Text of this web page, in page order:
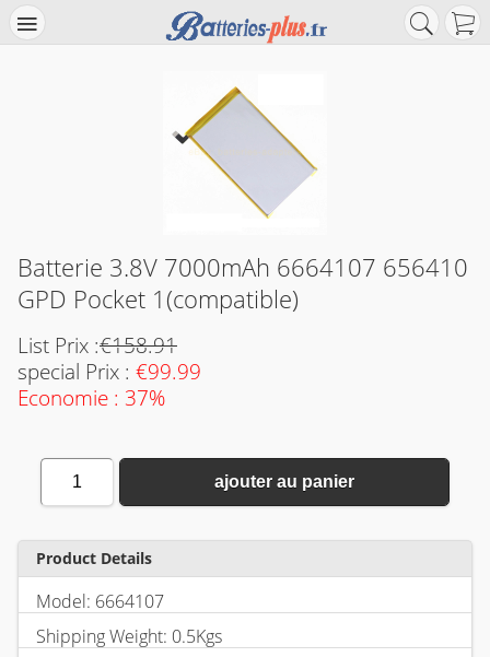
Batterie 3.8V 7000mAh 6664107 656410
GPD Pocket 1(compatible)
List Prix :€158.91
special Prix : €99.99
Economie : 37%
1 ajouter au panier
Product Details
Model: 6664107
Shipping Weight: 0.5Kgs